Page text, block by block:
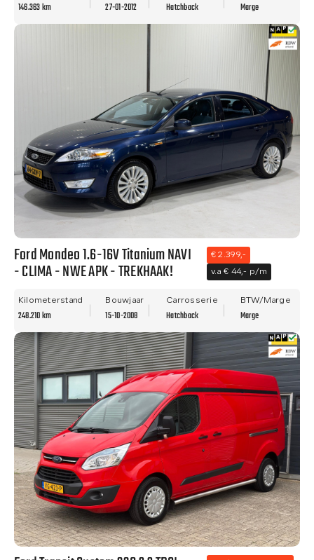
146.363 km 27-01-2012 Hatchback Marge
Ford Mondeo 1.6-16V Titanium NAVI
- CLIMA - NWE APK - TREKHAAK!
€ 2.399,-
v.a € 44,- p/m
Kilometerstand
248.210 km
Bouwjaar
15-10-2008
Carrosserie
Hatchback
BTW/Marge
Marge